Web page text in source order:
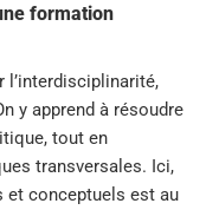
formation
y apprend à résoudre
tout en
transversales. Ici,
et conceptuels est au